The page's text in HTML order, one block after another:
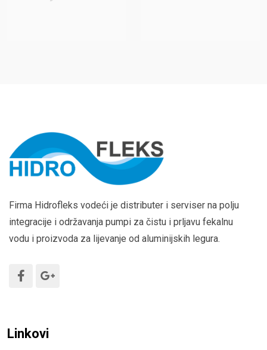
Firma Hidrofleks vodeći je distributer i serviser na polju
integracije i održavanja pumpi za čistu i prljavu fekalnu
vodu i proizvoda za lijevanje od aluminijskih legura.
Linkovi